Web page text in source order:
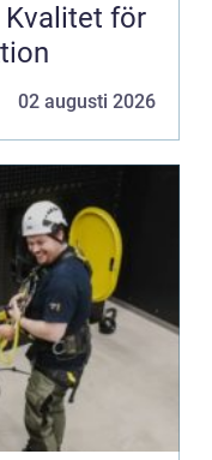
Kvalitet för
02 augusti 2026